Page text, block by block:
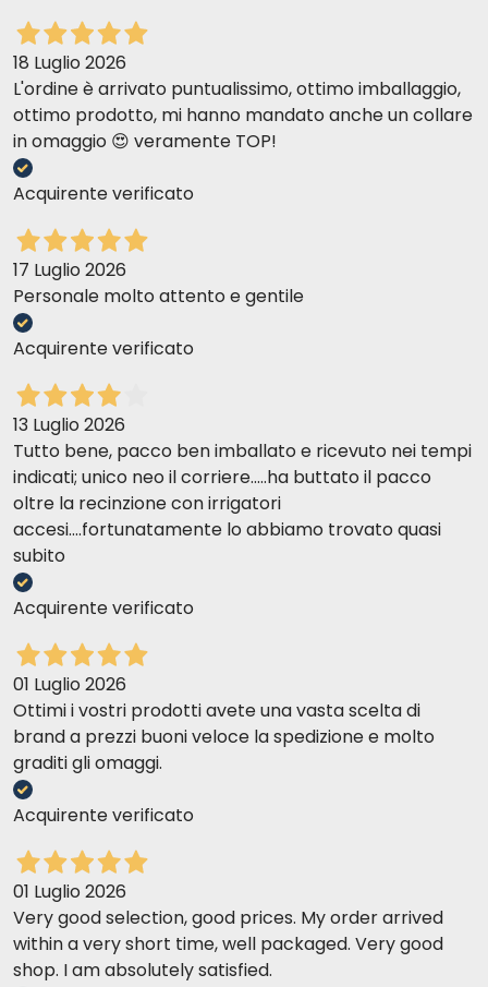
18 Luglio 2026
L'ordine è arrivato puntualissimo, ottimo imballaggio,
ottimo prodotto, mi hanno mandato anche un collare
in omaggio 😍 veramente TOP!
Acquirente verificato
17 Luglio 2026
Personale molto attento e gentile
Acquirente verificato
13 Luglio 2026
Tutto bene, pacco ben imballato e ricevuto nei tempi
indicati; unico neo il corriere.....ha buttato il pacco
oltre la recinzione con irrigatori
accesi....fortunatamente lo abbiamo trovato quasi
subito
Acquirente verificato
01 Luglio 2026
Ottimi i vostri prodotti avete una vasta scelta di
brand a prezzi buoni veloce la spedizione e molto
graditi gli omaggi.
Acquirente verificato
01 Luglio 2026
Very good selection, good prices. My order arrived
within a very short time, well packaged. Very good
shop. I am absolutely satisfied.